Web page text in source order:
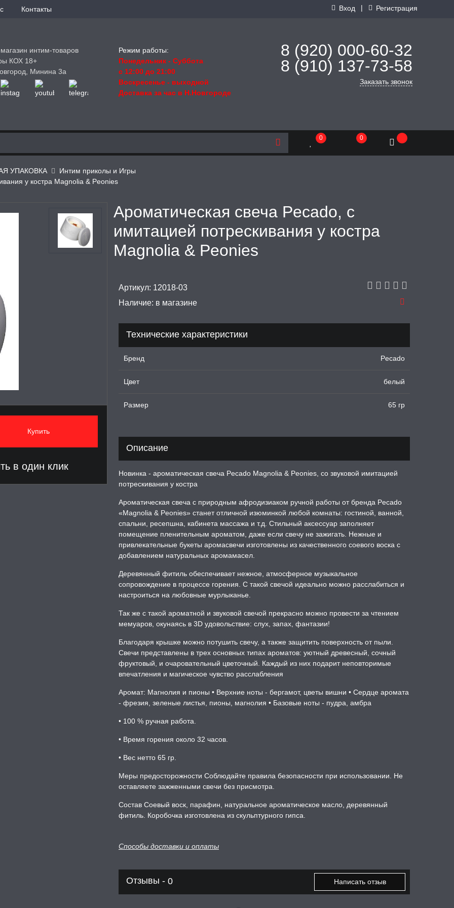
Контакты Вход | Регистрация
интим-товаров
КОХ 18+
Минина 3а
Режим работы:
Понедельник - Суббота
с 12:00 до 21:00
Воскресенье - выходной
Доставка за час в Н.Новгороде
8 (920) 000-60-32
8 (910) 137-73-58
Заказать звонок
0 0
УПАКОВКА
Интим приколы и Игры
у костра Magnolia & Peonies
Ароматическая свеча Рecado, с
имитацией потрескивания у костра
Magnolia & Peonies
Купить
в один клик
Артикул: 12018-03
Наличие: в магазине
Технические характеристики
Бренд Рecado
Цвет белый
Размер 65 гр
Описание
Новинка - ароматическая свеча Рecado Magnolia & Peonies, со звуковой имитацией
потрескивания у костра
Ароматическая свеча с природным афродизиаком ручной работы от бренда Pecado
«Magnolia & Peonies» станет отличной изюминкой любой комнаты: гостиной, ванной,
спальни, ресепшна, кабинета массажа и т.д. Стильный аксессуар заполняет
помещение пленительным ароматом, даже если свечу не зажигать. Нежные и
привлекательные букеты аромасвечи изготовлены из качественного соевого воска с
добавлением натуральных аромамасел.
Деревянный фитиль обеспечивает нежное, атмосферное музыкальное
сопровождение в процессе горения. С такой свечой идеально можно расслабиться и
настроиться на любовные мурлыканье.
Так же с такой ароматной и звуковой свечой прекрасно можно провести за чтением
мемуаров, окунаясь в 3D удовольствие: слух, запах, фантазии!
Благодаря крышке можно потушить свечу, а также защитить поверхность от пыли.
Свечи представлены в трех основных типах ароматов: уютный древесный, сочный
фруктовый, и очаровательный цветочный. Каждый из них подарит неповторимые
впечатления и магическое чувство расслабления
Аромат: Магнолия и пионы • Верхние ноты - бергамот, цветы вишни • Сердце аромата
- фрезия, зеленые листья, пионы, магнолия • Базовые ноты - пудра, амбра
• 100 % ручная работа.
• Время горения около 32 часов.
• Вес нетто 65 гр.
Меры предосторожности Соблюдайте правила безопасности при использовании. Не
оставляете зажженными свечи без присмотра.
Состав Соевый воск, парафин, натуральное ароматическое масло, деревянный
фитиль. Коробочка изготовлена из скульптурного гипса.
Способы доставки и оплаты
Отзывы - 0 Написать отзыв